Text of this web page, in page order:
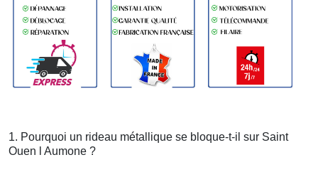
1. Pourquoi un rideau métallique se bloque-t-il sur Saint
Ouen l Aumone ?